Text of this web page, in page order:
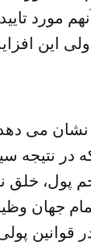
مورد
این
می
در نتیجه
پول، خلق
جهان
قوانین